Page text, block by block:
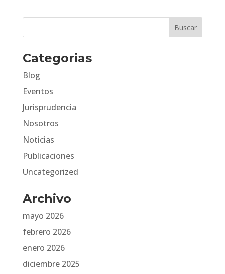
Categorias
Blog
Eventos
Jurisprudencia
Nosotros
Noticias
Publicaciones
Uncategorized
Archivo
mayo 2026
febrero 2026
enero 2026
diciembre 2025